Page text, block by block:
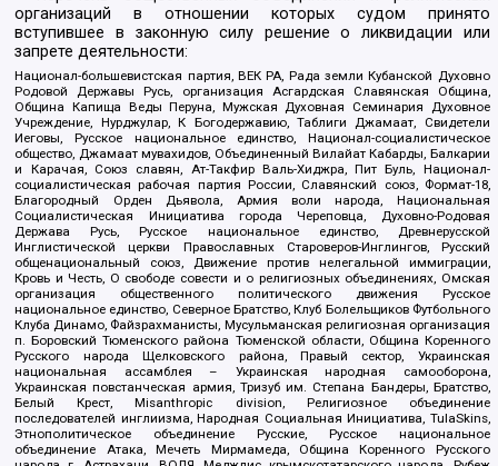
организаций в отношении которых судом принято
вступившее в законную силу решение о ликвидации или
запрете деятельности:
Национал-большевистская партия, ВЕК РА, Рада земли Кубанской Духовно
Родовой Державы Русь, организация Асгардская Славянская Община,
Община Капища Веды Перуна, Мужская Духовная Семинария Духовное
Учреждение, Нурджулар, К Богодержавию, Таблиги Джамаат, Свидетели
Иеговы, Русское национальное единство, Национал-социалистическое
общество, Джамаат мувахидов, Объединенный Вилайат Кабарды, Балкарии
и Карачая, Союз славян, Ат-Такфир Валь-Хиджра, Пит Буль, Национал-
социалистическая рабочая партия России, Славянский союз, Формат-18,
Благородный Орден Дьявола, Армия воли народа, Национальная
Социалистическая Инициатива города Череповца, Духовно-Родовая
Держава Русь, Русское национальное единство, Древнерусской
Инглистической церкви Православных Староверов-Инглингов, Русский
общенациональный союз, Движение против нелегальной иммиграции,
Кровь и Честь, О свободе совести и о религиозных объединениях, Омская
организация общественного политического движения Русское
национальное единство, Северное Братство, Клуб Болельщиков Футбольного
Клуба Динамо, Файзрахманисты, Мусульманская религиозная организация
п. Боровский Тюменского района Тюменской области, Община Коренного
Русского народа Щелковского района, Правый сектор, Украинская
национальная ассамблея – Украинская народная самооборона,
Украинская повстанческая армия, Тризуб им. Степана Бандеры, Братство,
Белый Крест, Misanthropic division, Религиозное объединение
последователей инглиизма, Народная Социальная Инициатива, TulaSkins,
Этнополитическое объединение Русские, Русское национальное
объединение Атака, Мечеть Мирмамеда, Община Коренного Русского